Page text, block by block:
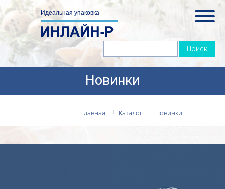
Главная Каталог Новинки
Новинки